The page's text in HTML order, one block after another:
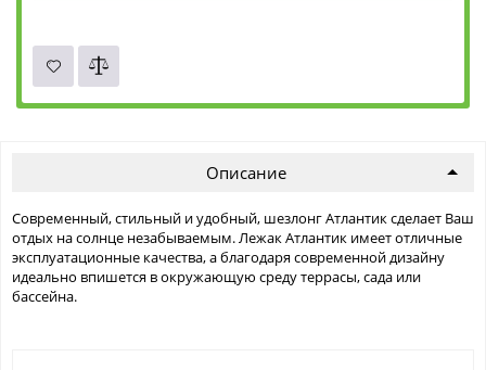
Описание
Современный, стильный и удобный, шезлонг Атлантик сделает Ваш
отдых на солнце незабываемым. Лежак Атлантик имеет отличные
эксплуатационные качества, а благодаря современной дизайну
идеально впишется в окружающую среду террасы, сада или
бассейна.